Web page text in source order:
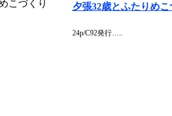
夕張32歳とふたりめ
24p/C92発行…..